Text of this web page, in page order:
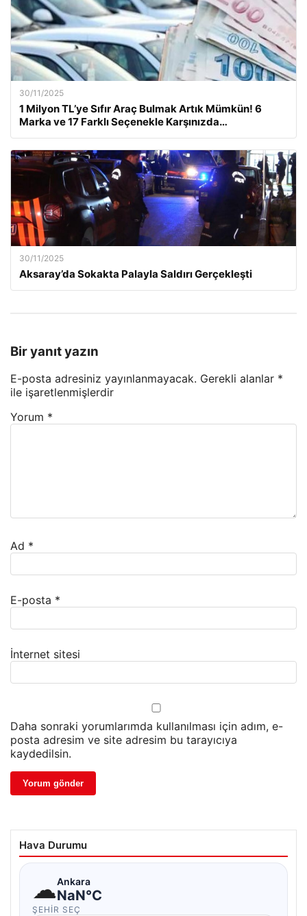
30/11/2025
1 Milyon TL’ye Sıfır Araç Bulmak Artık Mümkün! 6
Marka ve 17 Farklı Seçenekle Karşınızda…
30/11/2025
Aksaray’da Sokakta Palayla Saldırı Gerçekleşti
Bir yanıt yazın
E-posta adresiniz yayınlanmayacak. Gerekli alanlar *
ile işaretlenmişlerdir
Yorum *
Ad *
E-posta *
İnternet sitesi
Daha sonraki yorumlarımda kullanılması için adım, e-
posta adresim ve site adresim bu tarayıcıya
kaydedilsin.
Hava Durumu
☁Ankara
NaN°C
ŞEHIR SEÇ